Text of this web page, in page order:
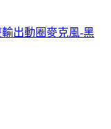
輸出動圈麥克風-黑